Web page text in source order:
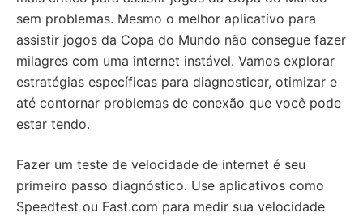
sem problemas. Mesmo o melhor aplicativo para
assistir jogos da Copa do Mundo não consegue fazer
milagres com uma internet instável. Vamos explorar
estratégias específicas para diagnosticar, otimizar e
até contornar problemas de conexão que você pode
estar tendo.
Fazer um teste de velocidade de internet é seu
primeiro passo diagnóstico. Use aplicativos como
Speedtest ou Fast.com para medir sua velocidade